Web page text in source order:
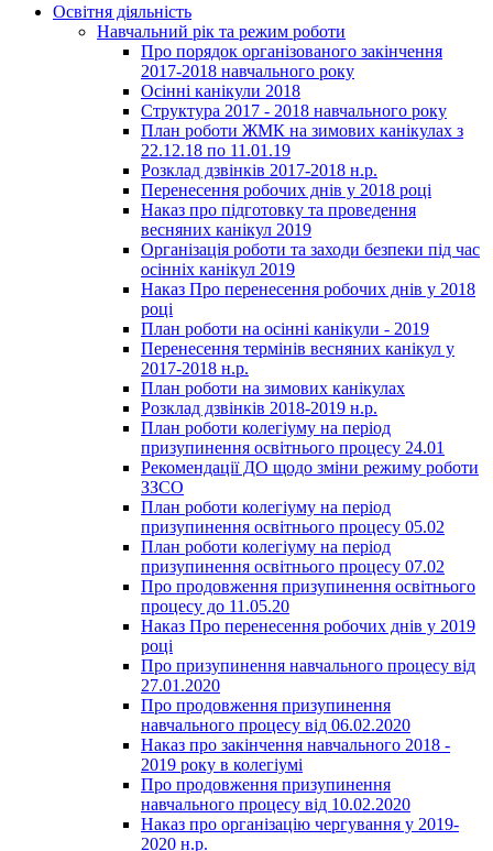
Освітня діяльність
Навчальний рік та режим роботи
Про порядок організованого закінчення
2017-2018 навчального року
Осінні канікули 2018
Структура 2017 - 2018 навчального року
План роботи ЖМК на зимових канікулах з
22.12.18 по 11.01.19
Розклад дзвінків 2017-2018 н.р.
Перенесення робочих днів у 2018 році
Наказ про підготовку та проведення
весняних канікул 2019
Організація роботи та заходи безпеки під час
осінніх канікул 2019
Наказ Про перенесення робочих днів у 2018
році
План роботи на осінні канікули - 2019
Перенесення термінів весняних канікул у
2017-2018 н.р.
План роботи на зимових канікулах
Розклад дзвінків 2018-2019 н.р.
План роботи колегіуму на період
призупинення освітнього процесу 24.01
Рекомендації ДО щодо зміни режиму роботи
ЗЗСО
План роботи колегіуму на період
призупинення освітнього процесу 05.02
План роботи колегіуму на період
призупинення освітнього процесу 07.02
Про продовження призупинення освітнього
процесу до 11.05.20
Наказ Про перенесення робочих днів у 2019
році
Про призупинення навчального процесу від
27.01.2020
Про продовження призупинення
навчального процесу від 06.02.2020
Наказ про закінчення навчального 2018 -
2019 року в колегіумі
Про продовження призупинення
навчального процесу від 10.02.2020
Наказ про організацію чергування у 2019-
2020 н.р.